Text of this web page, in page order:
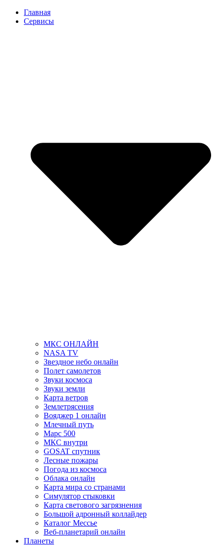
ПерейтиГлавная
Сервисы
МКС ОНЛАЙН
NASA TV
Звездное небо онлайн
Полет самолетов
Звуки космоса
Звуки земли
Карта ветров
Землетрясения
Вояджер 1 онлайн
Млечный путь
Марс 500
МКС внутри
GOSAT спутник
Лесные пожары
Погода из космоса
Облака онлайн
Карта мира со странами
Симулятор стыковки
Карта светового загрязнения
Большой адронный коллайдер
Каталог Мессье
Веб-планетарий онлайн
Планеты